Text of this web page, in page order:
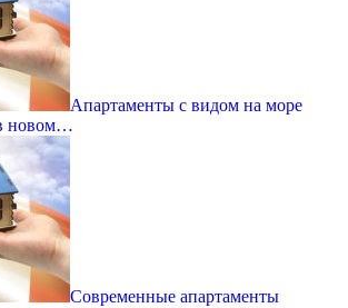
Апартаменты с видом на море
новом…
Современные апартаменты